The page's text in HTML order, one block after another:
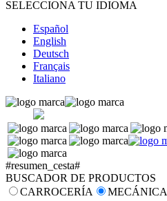
SELECCIONA TU IDIOMA
Español
English
Deutsch
Français
Italiano
#resumen_cesta#
BUSCADOR DE PRODUCTOS
CARROCERÍA
MECÁNICA